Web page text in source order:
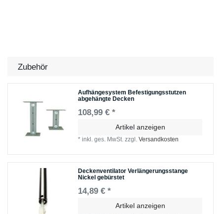
Zubehör
Aufhängesystem Befestigungsstutzen
abgehängte Decken
108,99 € *
Artikel anzeigen
*inkl. ges. MwSt. zzgl.Versandkosten
Deckenventilator Verlängerungsstange
Nickel gebürstet
14,89 € *
Artikel anzeigen